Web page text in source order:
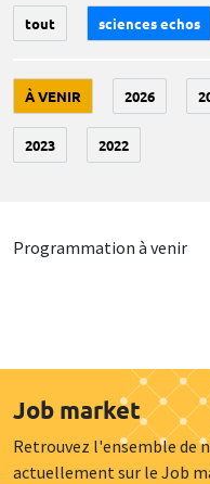
tout sciences echos
À VENIR 2026
2023 2022
Programmation à venir
Job market
Retrouvez l'ensemble de
actuellement sur le Job